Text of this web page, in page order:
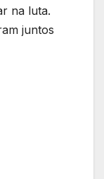
na luta.
juntos